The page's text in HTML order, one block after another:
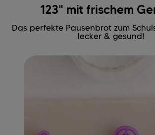
123" mit frischem
Das perfekte Pausenbrot zum
lecker & gesund!